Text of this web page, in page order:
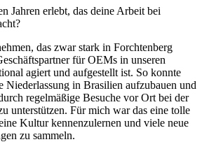
Jahren erlebt, das deine Arbeit bei
das zwar stark in Forchtenberg
für OEMs in unseren
agiert und aufgestellt ist. So konnte
Niederlassung in Brasilien aufzubauen und
regelmäßige Besuche vor Ort bei der
unterstützen. Für mich war das eine tolle
Kultur kennenzulernen und viele neue
zu sammeln.